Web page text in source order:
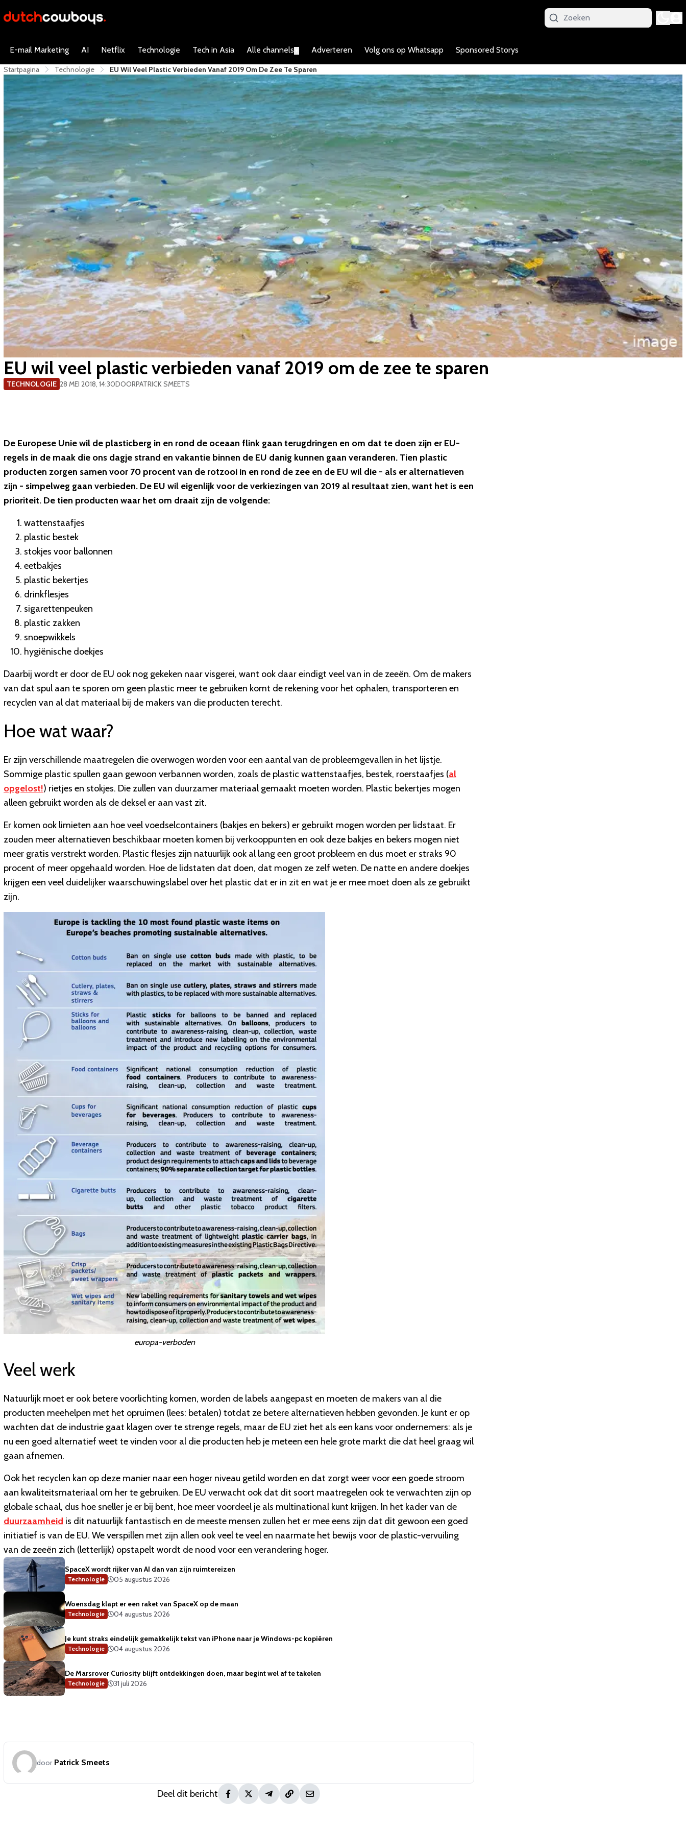
E-mail Marketing AI Netflix Technologie Tech in Asia Alle channels Adverteren Volg ons op Whatsapp Sponsored Storys
Startpagina Technologie EU Wil Veel Plastic Verbieden Vanaf 2019 Om De Zee Te Sparen
EU wil veel plastic verbieden vanaf 2019 om de zee te sparen
TECHNOLOGIE 28 MEI 2018, 14:30DOORPATRICK SMEETS
De Europese Unie wil de plasticberg in en rond de oceaan flink gaan terugdringen en om dat te doen zijn er EU-
regels in de maak die ons dagje strand en vakantie binnen de EU danig kunnen gaan veranderen. Tien plastic
producten zorgen samen voor 70 procent van de rotzooi in en rond de zee en de EU wil die - als er alternatieven
zijn - simpelweg gaan verbieden. De EU wil eigenlijk voor de verkiezingen van 2019 al resultaat zien, want het is een
prioriteit. De tien producten waar het om draait zijn de volgende:
wattenstaafjes
plastic bestek
stokjes voor ballonnen
eetbakjes
plastic bekertjes
drinkflesjes
sigarettenpeuken
plastic zakken
snoepwikkels
hygiënische doekjes
Daarbij wordt er door de EU ook nog gekeken naar visgerei, want ook daar eindigt veel van in de zeeën. Om de makers
van dat spul aan te sporen om geen plastic meer te gebruiken komt de rekening voor het ophalen, transporteren en
recyclen van al dat materiaal bij de makers van die producten terecht.
Hoe wat waar?
Er zijn verschillende maatregelen die overwogen worden voor een aantal van de probleemgevallen in het lijstje.
Sommige plastic spullen gaan gewoon verbannen worden, zoals de plastic wattenstaafjes, bestek, roerstaafjes (al
opgelost!) rietjes en stokjes. Die zullen van duurzamer materiaal gemaakt moeten worden. Plastic bekertjes mogen
alleen gebruikt worden als de deksel er aan vast zit.
Er komen ook limieten aan hoe veel voedselcontainers (bakjes en bekers) er gebruikt mogen worden per lidstaat. Er
zouden meer alternatieven beschikbaar moeten komen bij verkooppunten en ook deze bakjes en bekers mogen niet
meer gratis verstrekt worden. Plastic flesjes zijn natuurlijk ook al lang een groot probleem en dus moet er straks 90
procent of meer opgehaald worden. Hoe de lidstaten dat doen, dat mogen ze zelf weten. De natte en andere doekjes
krijgen een veel duidelijker waarschuwingslabel over het plastic dat er in zit en wat je er mee moet doen als ze gebruikt
zijn.
europa-verboden
Veel werk
Natuurlijk moet er ook betere voorlichting komen, worden de labels aangepast en moeten de makers van al die
producten meehelpen met het opruimen (lees: betalen) totdat ze betere alternatieven hebben gevonden. Je kunt er op
wachten dat de industrie gaat klagen over te strenge regels, maar de EU ziet het als een kans voor ondernemers: als je
nu een goed alternatief weet te vinden voor al die producten heb je meteen een hele grote markt die dat heel graag wil
gaan afnemen.
Ook het recyclen kan op deze manier naar een hoger niveau getild worden en dat zorgt weer voor een goede stroom
aan kwaliteitsmateriaal om her te gebruiken. De EU verwacht ook dat dit soort maatregelen ook te verwachten zijn op
globale schaal, dus hoe sneller je er bij bent, hoe meer voordeel je als multinational kunt krijgen. In het kader van de
duurzaamheid is dit natuurlijk fantastisch en de meeste mensen zullen het er mee eens zijn dat dit gewoon een goed
initiatief is van de EU. We verspillen met zijn allen ook veel te veel en naarmate het bewijs voor de plastic-vervuiling
van de zeeën zich (letterlijk) opstapelt wordt de nood voor een verandering hoger.
SpaceX wordt rijker van AI dan van zijn ruimtereizen
Technologie 05 augustus 2026
Woensdag klapt er een raket van SpaceX op de maan
Technologie 04 augustus 2026
Je kunt straks eindelijk gemakkelijk tekst van iPhone naar je Windows-pc kopiëren
Technologie 04 augustus 2026
De Marsrover Curiosity blijft ontdekkingen doen, maar begint wel af te takelen
Technologie 31 juli 2026
door Patrick Smeets
Deel dit bericht